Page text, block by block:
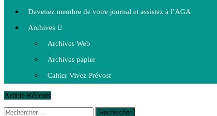
Devenez membre de votre journal et assistez à l’AGA
Archives
Archives Web
Archives papier
Cahier Vivez Prévost
Article Récents
14 octobre 2015
La course de boîtes à savon du club
Rechercher :